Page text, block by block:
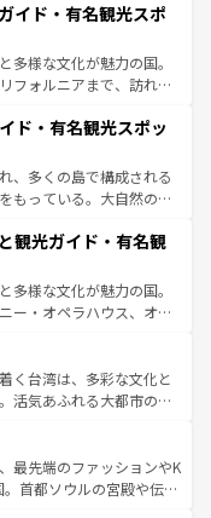
スならではのユニークな
でなく町歩きも満喫する
ため物価も高いが、旅行
もあり、うまく活用すれ
を参照してほしい。
イド・有名観光スポ
多様な文化が魅力の国。
フォルニアまで、訪れる
ッピング、エンターテイ
ットだ。一方、アメリカ
ドキャニオンやイエロー
堪能できる。さらに、南
各地域で異なる魅力を楽
歴史を感じることができ
列車の旅も、アメリカ
メリカ
ほしい。
ド・有名観光スポッ
、多くの島で構成される
もっている。大自然の神
の観光地といえばオアフ
マウイ島やカウアイ島が
輝く海をはじめ、豊かな
ロハスピリット」と呼ば
ハワイアンミュージッ
べてがハワイの魅力を彩
見と感動が待っているハ
観光ガイド・有名観
多様な文化が魅力の国。
ー・オペラハウス、オー
るウルル（エアーズロッ
やケアンズの熱帯雨林な
カフェやワイン、オージ
おり、サーフィンやダイ
ドア好きにはたまらな
を存分に味わいつくそ
く台湾は、多彩な文化と
活気あふれる大都市の台
東部など、都市の喧騒
訪れる人に新しい発見と
奥深い台湾の食文化も魅
最先端のファッションやK
首都ソウルの宮殿や伝統